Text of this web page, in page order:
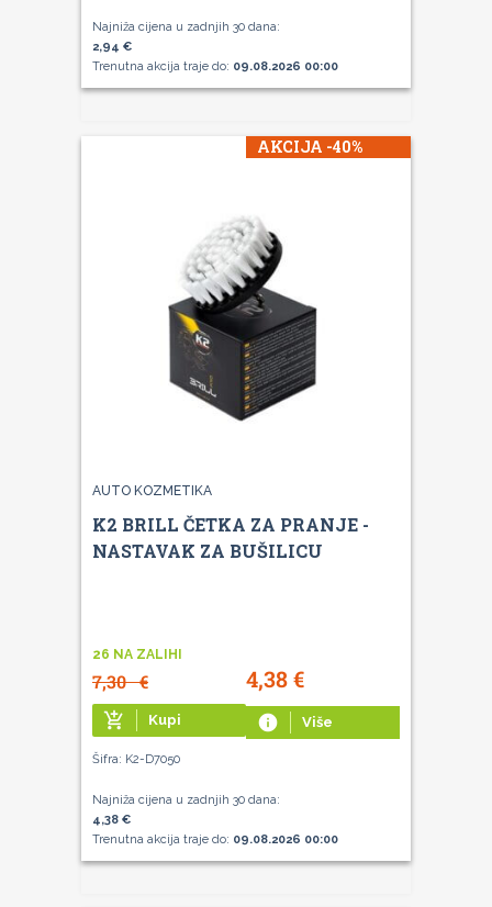
Najniža cijena u zadnjih 30 dana:
2,94 €
Trenutna akcija traje do: 09.08.2026 00:00
AKCIJA -40%
AUTO KOZMETIKA
K2 BRILL ČETKA ZA PRANJE -
NASTAVAK ZA BUŠILICU
26 NA ZALIHI
7,30€ 4,38€
add_shopping_cart Kupi info Više
Šifra: K2-D7050
Najniža cijena u zadnjih 30 dana:
4,38 €
Trenutna akcija traje do: 09.08.2026 00:00